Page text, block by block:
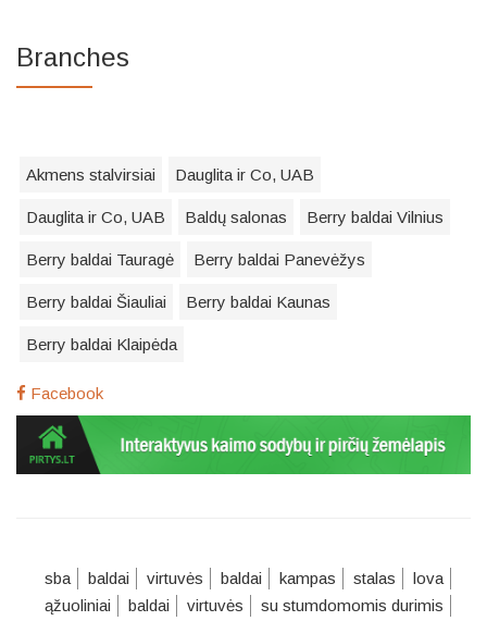
Branches
Akmens stalvirsiai Dauglita ir Co, UAB
Dauglita ir Co, UAB Baldų salonas Berry baldai Vilnius
Berry baldai Tauragė Berry baldai Panevėžys
Berry baldai Šiauliai Berry baldai Kaunas
Berry baldai Klaipėda
Facebook
sba baldai virtuvės baldai kampas stalas
lova
ąžuoliniai
baldai virtuvės su stumdomomis durimis